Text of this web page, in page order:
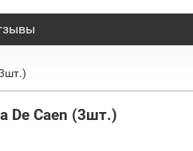
De Caen (3шт.)